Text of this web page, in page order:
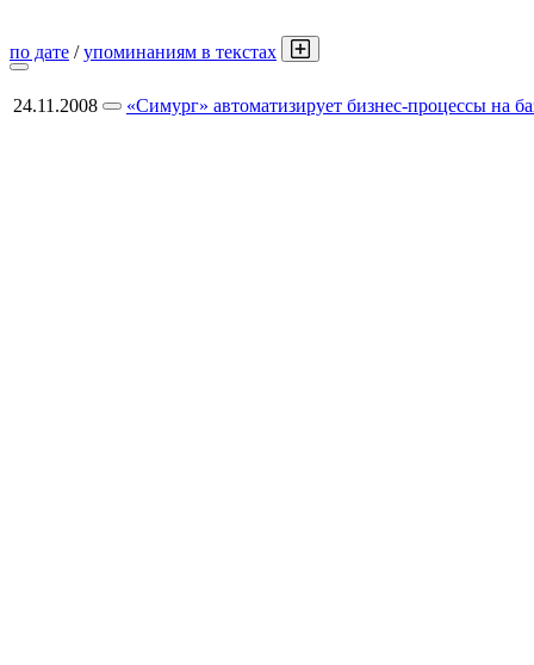
по дате /упоминаниям в текстах
24.11.2008 «Симург» автоматизирует бизнес-процессы на